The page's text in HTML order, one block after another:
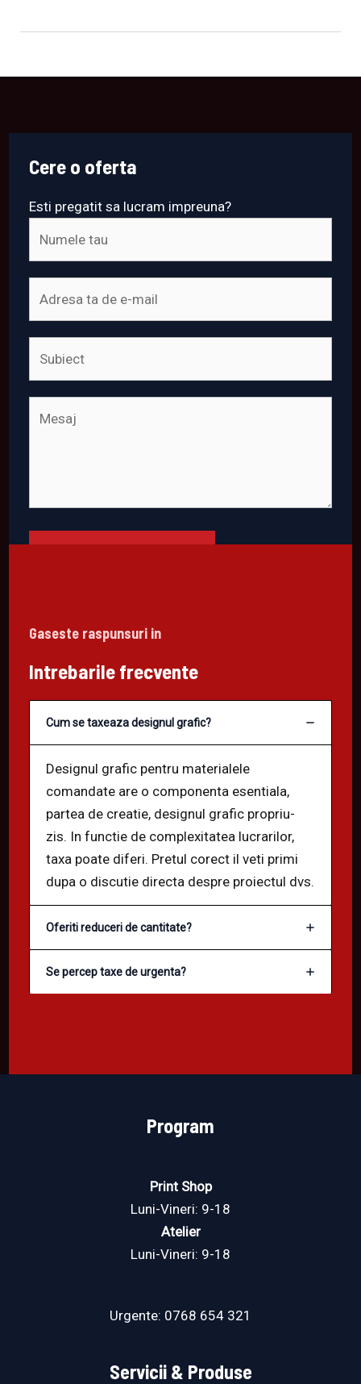
Cere o oferta
Esti pregatit sa lucram impreuna?
TRIMITE MESAJUL
Gaseste raspunsuri in
Intrebarile frecvente
Cum se taxeaza designul grafic?
Designul grafic pentru materialele
comandate are o componenta esentiala,
partea de creatie, designul grafic propriu-
zis. In functie de complexitatea lucrarilor,
taxa poate diferi. Pretul corect il veti primi
dupa o discutie directa despre proiectul dvs.
Oferiti reduceri de cantitate?
Se percep taxe de urgenta?
Program
Print Shop
Luni-Vineri: 9-18
Atelier
Luni-Vineri: 9-18
Urgente: 0768 654 321
Servicii & Produse